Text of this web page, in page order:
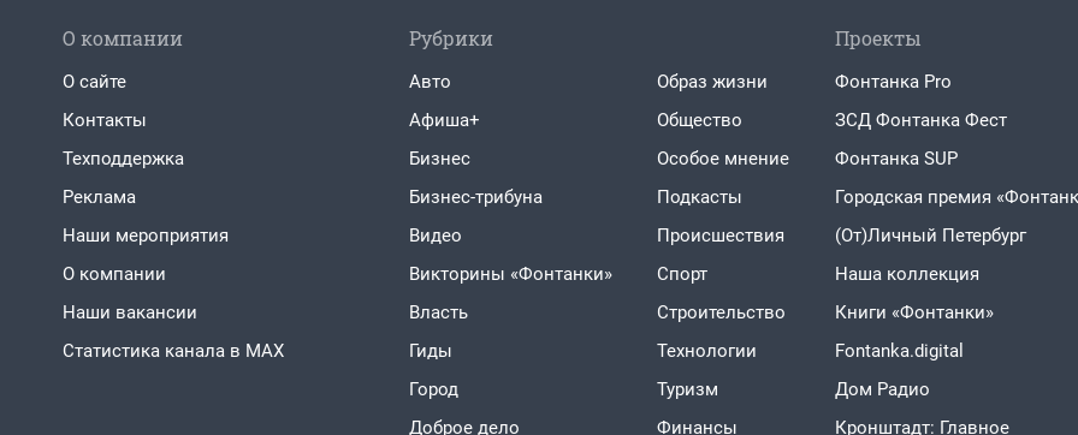
О компании
О сайте
Контакты
Техподдержка
Реклама
Наши мероприятия
О компании
Наши вакансии
Статистика канала в MAX
Рубрики
Авто
Афиша+
Бизнес
Бизнес-трибуна
Видео
Викторины «Фонтанки»
Власть
Гиды
Город
Доброе дело
Образ жизни
Общество
Особое мнение
Подкасты
Проиcшествия
Спорт
Строительство
Технологии
Туризм
Финансы
Проекты
Фонтанка Pro
ЗСД Фонтанка Фест
Фонтанка SUP
Городская премия
(От)Личный Петербург
Наша коллекция
Книги «Фонтанки»
Fontanka.digital
Дом Радио
Кронштадт: Главное